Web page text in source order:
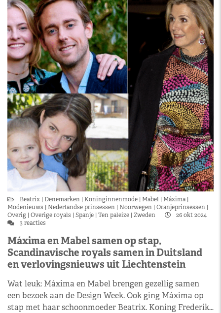
Beatrix Denemarken Koninginnenmode Mabel Máxima
Modenieuws
Nederlandse prinsessen Noorwegen Oranjeprinsessen
Overig Overige royals Spanje Ten paleize Zweden
26 okt 2024
3 reacties
Máxima en Mabel samen op stap,
Scandinavische royals samen in Duitsland
en verlovingsnieuws uit Liechtenstein
Wat leuk: Máxima en Mabel brengen gezellig samen
een bezoek aan de Design Week. Ook ging Máxima op
stap met haar schoonmoeder Beatrix. Koning Frederik…